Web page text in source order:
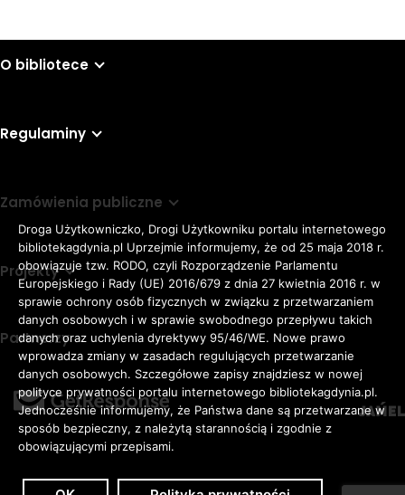
Rozmiar
czcionki
Adomyślna czcionka
Awiększa czcionka
Aduża czcionka
KONTRAST:
ZWIĘKSZ
ODSTĘPY
W
O bibliotece
Regulaminy
Zamówienia publiczne
Projekty
Partnerzy
Droga Użytkowniczko, Drogi Użytkowniku portalu internetowego
bibliotekagdynia.pl Uprzejmie informujemy, że od 25 maja 2018 r.
obowiązuje tzw. RODO, czyli Rozporządzenie Parlamentu
Europejskiego i Rady (UE) 2016/679 z dnia 27 kwietnia 2016 r. w
sprawie ochrony osób fizycznych w związku z przetwarzaniem
danych osobowych i w sprawie swobodnego przepływu takich
danych oraz uchylenia dyrektywy 95/46/WE. Nowe prawo
wprowadza zmiany w zasadach regulujących przetwarzanie
danych osobowych. Szczegółowe zapisy znajdziesz w nowej
polityce prywatności portalu internetowego bibliotekagdynia.pl.
Jednocześnie informujemy, że Państwa dane są przetwarzane w
sposób bezpieczny, z należytą starannością i zgodnie z
obowiązującymi przepisami.